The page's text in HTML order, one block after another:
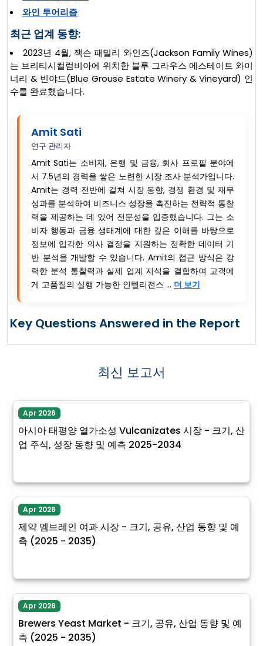
와인 투어리즘
최근 업계 동향:
2023년 4월, 잭슨 패밀리 와인즈(Jackson Family Wines)
는 브리티시컬럼비아에 위치한 블루 그라우스 에스테이트 와이
너리 & 빈야드(Blue Grouse Estate Winery & Vineyard) 인
수를 완료했습니다.
Amit Sati
연구 관리자
Amit Sati는 소비재, 은행 및 금융, 회사 프로필 분야에
서 7.5년의 경력을 쌓은 노련한 시장 조사 분석가입니다.
Amit는 경력 전반에 걸쳐 시장 동향, 경쟁 환경 및 재무
성과를 분석하여 비즈니스 성장을 촉진하는 전략적 통찰
력을 제공하는 데 있어 전문성을 입증했습니다. 그는 소
비자 행동과 금융 생태계에 대한 깊은 이해를 바탕으로
정보에 입각한 의사 결정을 지원하는 정확한 데이터 기
반 분석을 개발할 수 있습니다. Amit의 접근 방식은 강
력한 분석 통찰력과 실제 업계 지식을 결합하여 고객에
게 고품질의 실행 가능한 인텔리전스 ... 더 보기
Key Questions Answered in the Report
최신 보고서
Apr 2026
아시아 태평양 열가소성 Vulcanizates 시장 - 크기, 산
업 주식, 성장 동향 및 예측 2025-2034
Apr 2026
제약 멤브레인 여과 시장 - 크기, 공유, 산업 동향 및 예
측 (2025 - 2035)
Apr 2026
Brewers Yeast Market - 크기, 공유, 산업 동향 및 예
측 (2025 - 2035)